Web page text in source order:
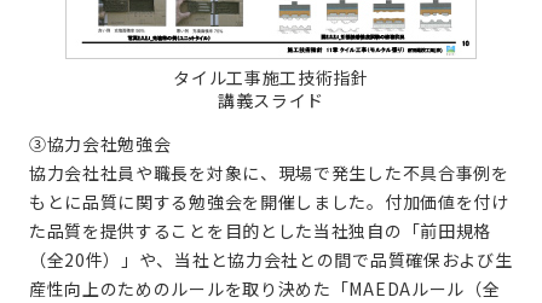
タイル工事施工技術指針
講義スライド
③協力会社勉強会
協力会社社員や職長を対象に、現場で発生した不具合事例を
もとに品質に関する勉強会を開催しました。付加価値を付け
た品質を提供することを目的とした当社独自の「前田規格
（全20件）」や、当社と協力会社との間で品質確保および生
産性向上のためのルールを取り決めた「MAEDAルール（全